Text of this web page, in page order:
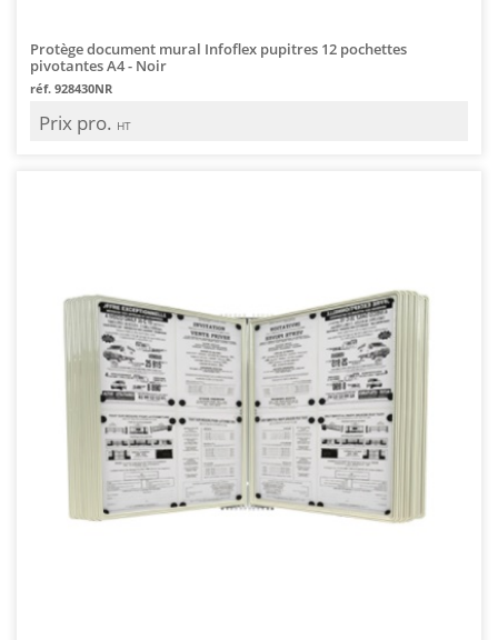
Protège document mural Infoflex pupitres 12 pochettes
pivotantes A4 - Noir
réf. 928430NR
Prix pro. HT